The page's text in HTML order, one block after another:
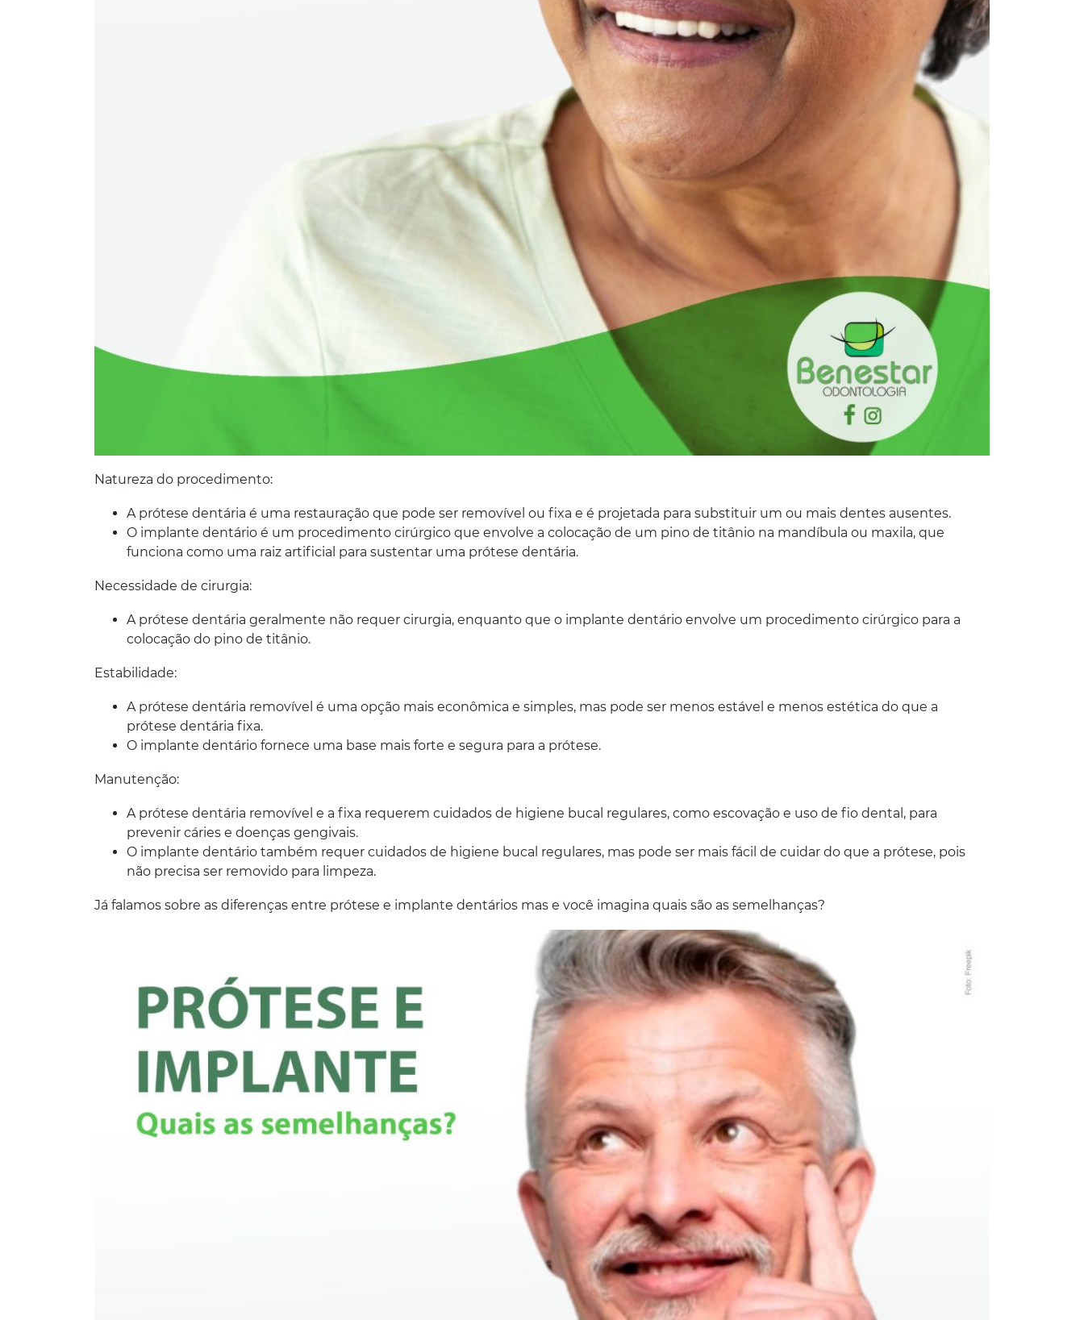
Natureza do procedimento:
A prótese dentária é uma restauração que pode ser removível ou fixa e é projetada para substituir um ou mais dentes ausentes.
O implante dentário é um procedimento cirúrgico que envolve a colocação de um pino de titânio na mandíbula ou maxila, que
funciona como uma raiz artificial para sustentar uma prótese dentária.
Necessidade de cirurgia:
A prótese dentária geralmente não requer cirurgia, enquanto que o implante dentário envolve um procedimento cirúrgico para a
colocação do pino de titânio.
Estabilidade:
A prótese dentária removível é uma opção mais econômica e simples, mas pode ser menos estável e menos estética do que a
prótese dentária fixa.
O implante dentário fornece uma base mais forte e segura para a prótese.
Manutenção:
A prótese dentária removível e a fixa requerem cuidados de higiene bucal regulares, como escovação e uso de fio dental, para
prevenir cáries e doenças gengivais.
O implante dentário também requer cuidados de higiene bucal regulares, mas pode ser mais fácil de cuidar do que a prótese, pois
não precisa ser removido para limpeza.
Já falamos sobre as diferenças entre prótese e implante dentários mas e você imagina quais são as semelhanças?